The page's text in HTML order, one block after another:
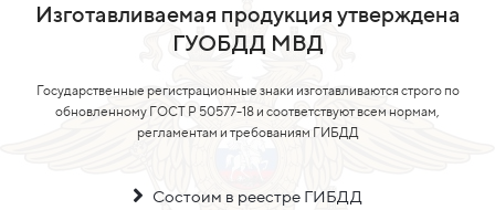
Изготавливаемая продукция утверждена
ГУОБДД МВД
Государственные регистрационные знаки изготавливаются строго по
обновленному ГОСТ Р 50577-18 и соответствуют всем нормам,
регламентам и требованиям ГИБДД
Состоим в реестре ГИБДД